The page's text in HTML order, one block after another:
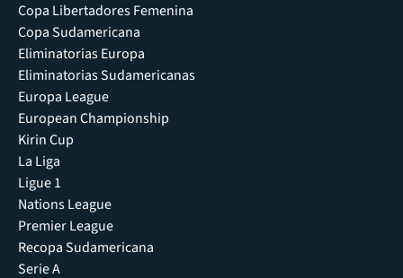
Copa Libertadores Femenina
Copa Sudamericana
Eliminatorias Europa
Eliminatorias Sudamericanas
Europa League
European Championship
Kirin Cup
La Liga
Ligue 1
Nations League
Premier League
Recopa Sudamericana
Serie A